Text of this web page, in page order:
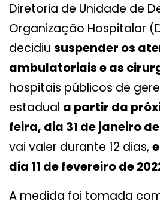
Diretoria de Unidade de
Organização Hospitalar
decidiu suspender os
ambulatoriais e as
hospitais públicos de
estadual a partir da
feira, dia 31 de janeiro de
vai valer durante 12 dias,
dia 11 de fevereiro de
A medida foi tomada